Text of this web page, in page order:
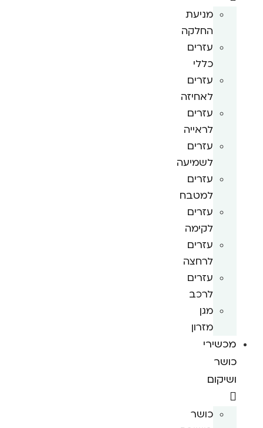
מניעת
החלקה
עזרים
כללי
עזרים
לאחיזה
עזרים
לראייה
עזרים
לשמיעה
עזרים
למטבח
עזרים
לקימה
עזרים
לרחצה
עזרים
לרכב
מגן
מזרון
מכשירי
כושר
ושיקום
כושר